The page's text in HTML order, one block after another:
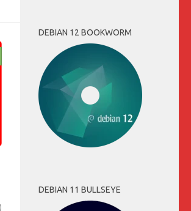
DEBIAN 12 BOOKWORM
DEBIAN 11 BULLSEYE